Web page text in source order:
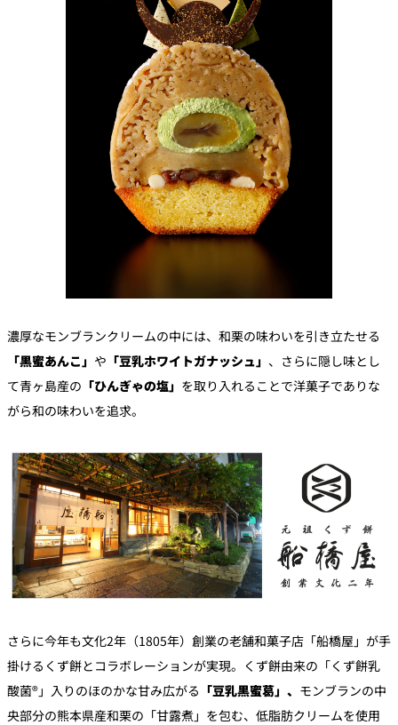
濃厚なモンブランクリームの中には、和栗の味わいを引き立たせる
「黒蜜あんこ」 や 「豆乳ホワイトガナッシュ」 、さらに隠し味とし
て青ヶ島産の 「ひんぎゃの塩」 を取り入れることで洋菓子でありな
がら和の味わいを追求。
さらに今年も文化2年（1805年）創業の老舗和菓子店「船橋屋」が手
掛けるくず餅とコラボレーションが実現。くず餅由来の「くず餅乳
酸菌®」入りのほのかな甘み広がる 「豆乳黒蜜葛」、 モンブランの中
央部分の熊本県産和栗の「甘露煮」を包む、低脂肪クリームを使用